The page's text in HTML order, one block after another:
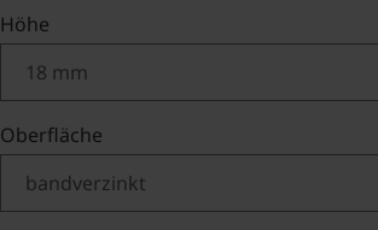
Höhe
Oberfläche